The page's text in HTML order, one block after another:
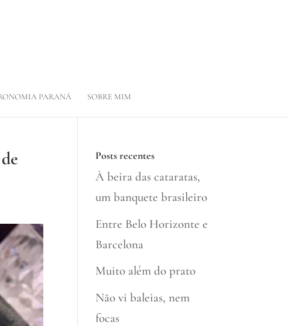
PARANÁ SOBRE MIM
Posts recentes
À beira das cataratas,
um banquete brasileiro
Entre Belo Horizonte e
Barcelona
Muito além do prato
Não vi baleias, nem
focas